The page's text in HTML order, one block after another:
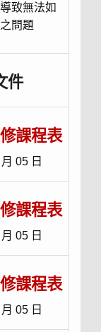
致無法如
問題
件
課程表
05 日
課程表
05 日
課程表
05 日